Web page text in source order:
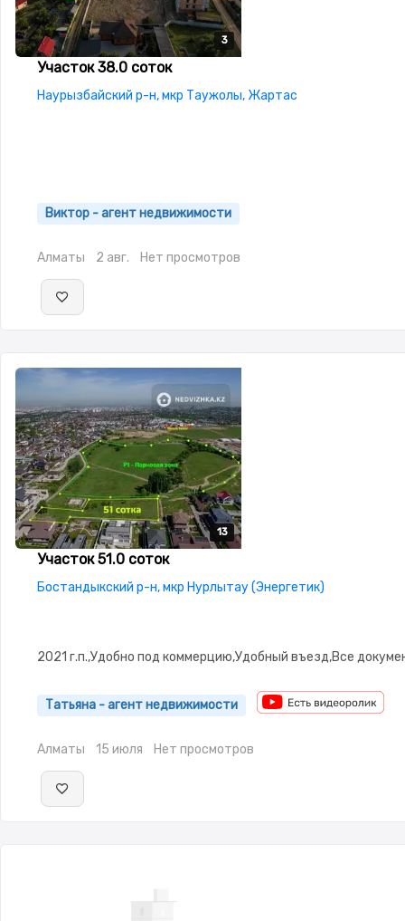
3
3
3
Участок 38.0 соток
Наурызбайский р-н, мкр Таужолы, Жартас
Виктор - агент недвижимости
Алматы 2 авг. Нет просмотров
13
13
13
13
13
Участок 51.0 соток
Бостандыкский р-н, мкр Нурлытау (Энергетик)
2021 г.п.,Удобно под коммерцию,Удобный въезд,Все
Татьяна - агент недвижимости
Алматы 15 июля Нет просмотров